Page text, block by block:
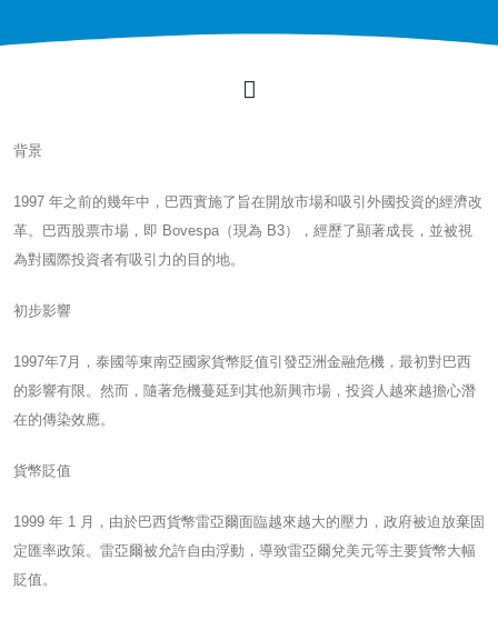
背景
1997 年之前的幾年中，巴西實施了旨在開放市場和吸引外國投資的經濟改
革。巴西股票市場，即 Bovespa（現為 B3），經歷了顯著成長，並被視
為對國際投資者有吸引力的目的地。
初步影響
1997年7月，泰國等東南亞國家貨幣貶值引發亞洲金融危機，最初對巴西
的影響有限。然而，隨著危機蔓延到其他新興市場，投資人越來越擔心潛
在的傳染效應。
貨幣貶值
1999 年 1 月，由於巴西貨幣雷亞爾面臨越來越大的壓力，政府被迫放棄固
定匯率政策。雷亞爾被允許自由浮動，導致雷亞爾兌美元等主要貨幣大幅
貶值。